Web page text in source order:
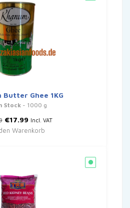
Butter Ghee 1KG
Stock - 1000 g
Ursprünglicher
Preis
war:
€17.99Aktueller
Preis
ist:
Incl. VAT
Warenkorb